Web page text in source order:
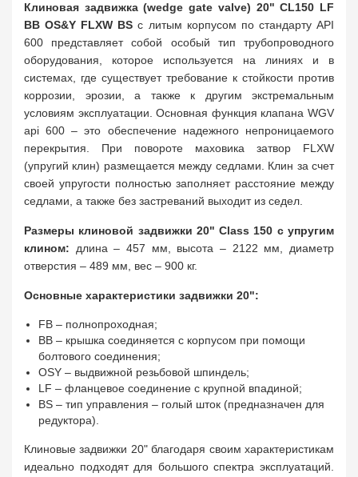
Клиновая задвижка (wedge gate valve) 20" CL150 LF
BB OS&Y FLXW BS с литым корпусом по стандарту API
600 представляет собой особый тип трубопроводного
оборудования, которое используется на линиях и в
системах, где существует требование к стойкости против
коррозии, эрозии, а также к другим экстремальным
условиям эксплуатации. Основная функция клапана WGV
api 600 – это обеспечение надежного непроницаемого
перекрытия. При повороте маховика затвор FLXW
(упругий клин) размещается между седлами. Клин за счет
своей упругости полностью заполняет расстояние между
седлами, а также без застреваний выходит из седел.
Размеры клиновой задвижки 20" Class 150 с упругим
клином: длина – 457 мм, высота – 2122 мм, диаметр
отверстия – 489 мм, вес – 900 кг.
Основные характеристики задвижки 20":
FB – полнопроходная;
BB – крышка соединяется с корпусом при помощи
болтового соединения;
OSY – выдвижной резьбовой шпиндель;
LF – фланцевое соединение с крупной впадиной;
BS – тип управления – голый шток (предназначен для
редуктора).
Клиновые задвижки 20" благодаря своим характеристикам
идеально подходят для большого спектра эксплуатаций.